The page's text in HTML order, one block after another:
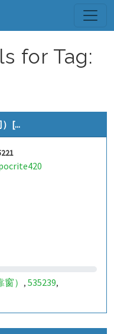
for Tag:
[...
） , 535239,